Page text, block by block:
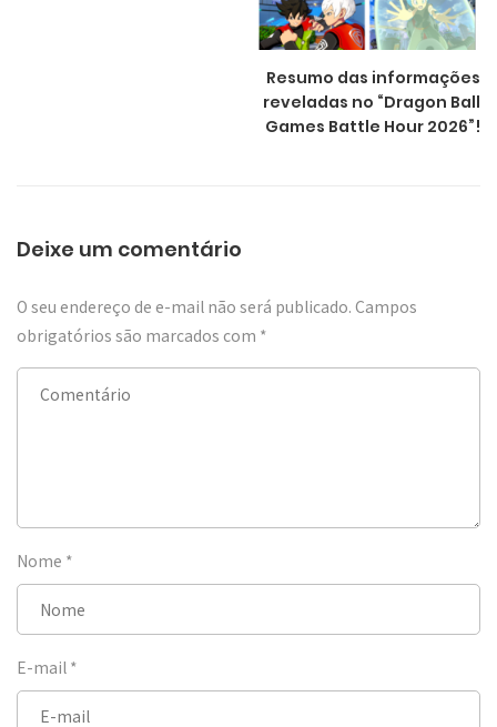
Resumo das informações
reveladas no “Dragon Ball
Games Battle Hour 2026”!
Deixe um comentário
O seu endereço de e-mail não será publicado. Campos
obrigatórios são marcados com *
Nome *
E-mail *